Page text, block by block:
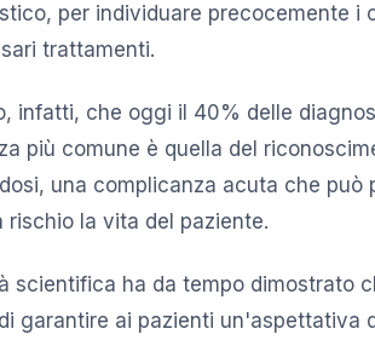
per individuare precocemente i
trattamenti.
infatti, che oggi il 40% delle
più comune è quella del
una complicanza acuta che può
la vita del paziente.
scientifica ha da tempo dimostrato
garantire ai pazienti un'aspettativa